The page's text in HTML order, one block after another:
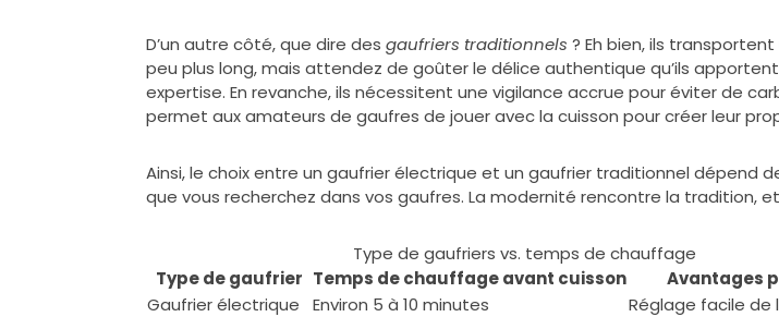
D’un autre côté, que dire desgaufriers traditionnels ? Eh bien, ils
peu plus long, mais attendez de goûter le délice authentique qu’ils
expertise. En revanche, ils nécessitent une vigilance accrue pour éviter de
permet aux amateurs de gaufres de jouer avec la cuisson pour créer leur
Ainsi, le choix entre un gaufrier électrique et un gaufrier traditionnel dépend
que vous recherchez dans vos gaufres. La modernité rencontre la tradition,
Type de gaufriers vs. temps de chauffage
Type de gaufrier Temps de chauffage avant cuisson
Avantages
Gaufrier électrique
Environ 5 à 10 minutes
Réglage facile